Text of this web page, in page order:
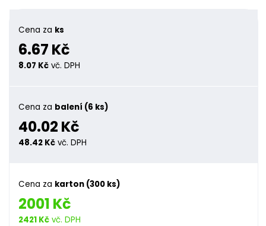
Cena za ks
6.67 Kč
8.07 Kč vč. DPH
Cena za balení (6 ks)
40.02 Kč
48.42 Kč vč. DPH
Cena za karton (300 ks)
2001 Kč
2421 Kč vč. DPH